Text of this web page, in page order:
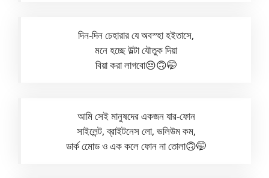
দিন-দিন চেহারার যে অবস্হা হইতাসে,
মনে হচ্ছে উল্টা যৌতুক দিয়া
বিয়া করা লাগবো😔🙃🤭
আমি সেই মানুষদের একজন যার-ফোন
সাইলেন্ট, ব্রাইটনেস লো, ভলিউম কম,
ডার্ক মোেড ও এক কলে ফোন না তোলা🙃🤭